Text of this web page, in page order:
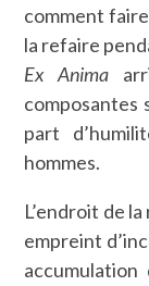
comment
la refaire
Ex Anima
composantes
part
hommes.
L’endroit de
empreint